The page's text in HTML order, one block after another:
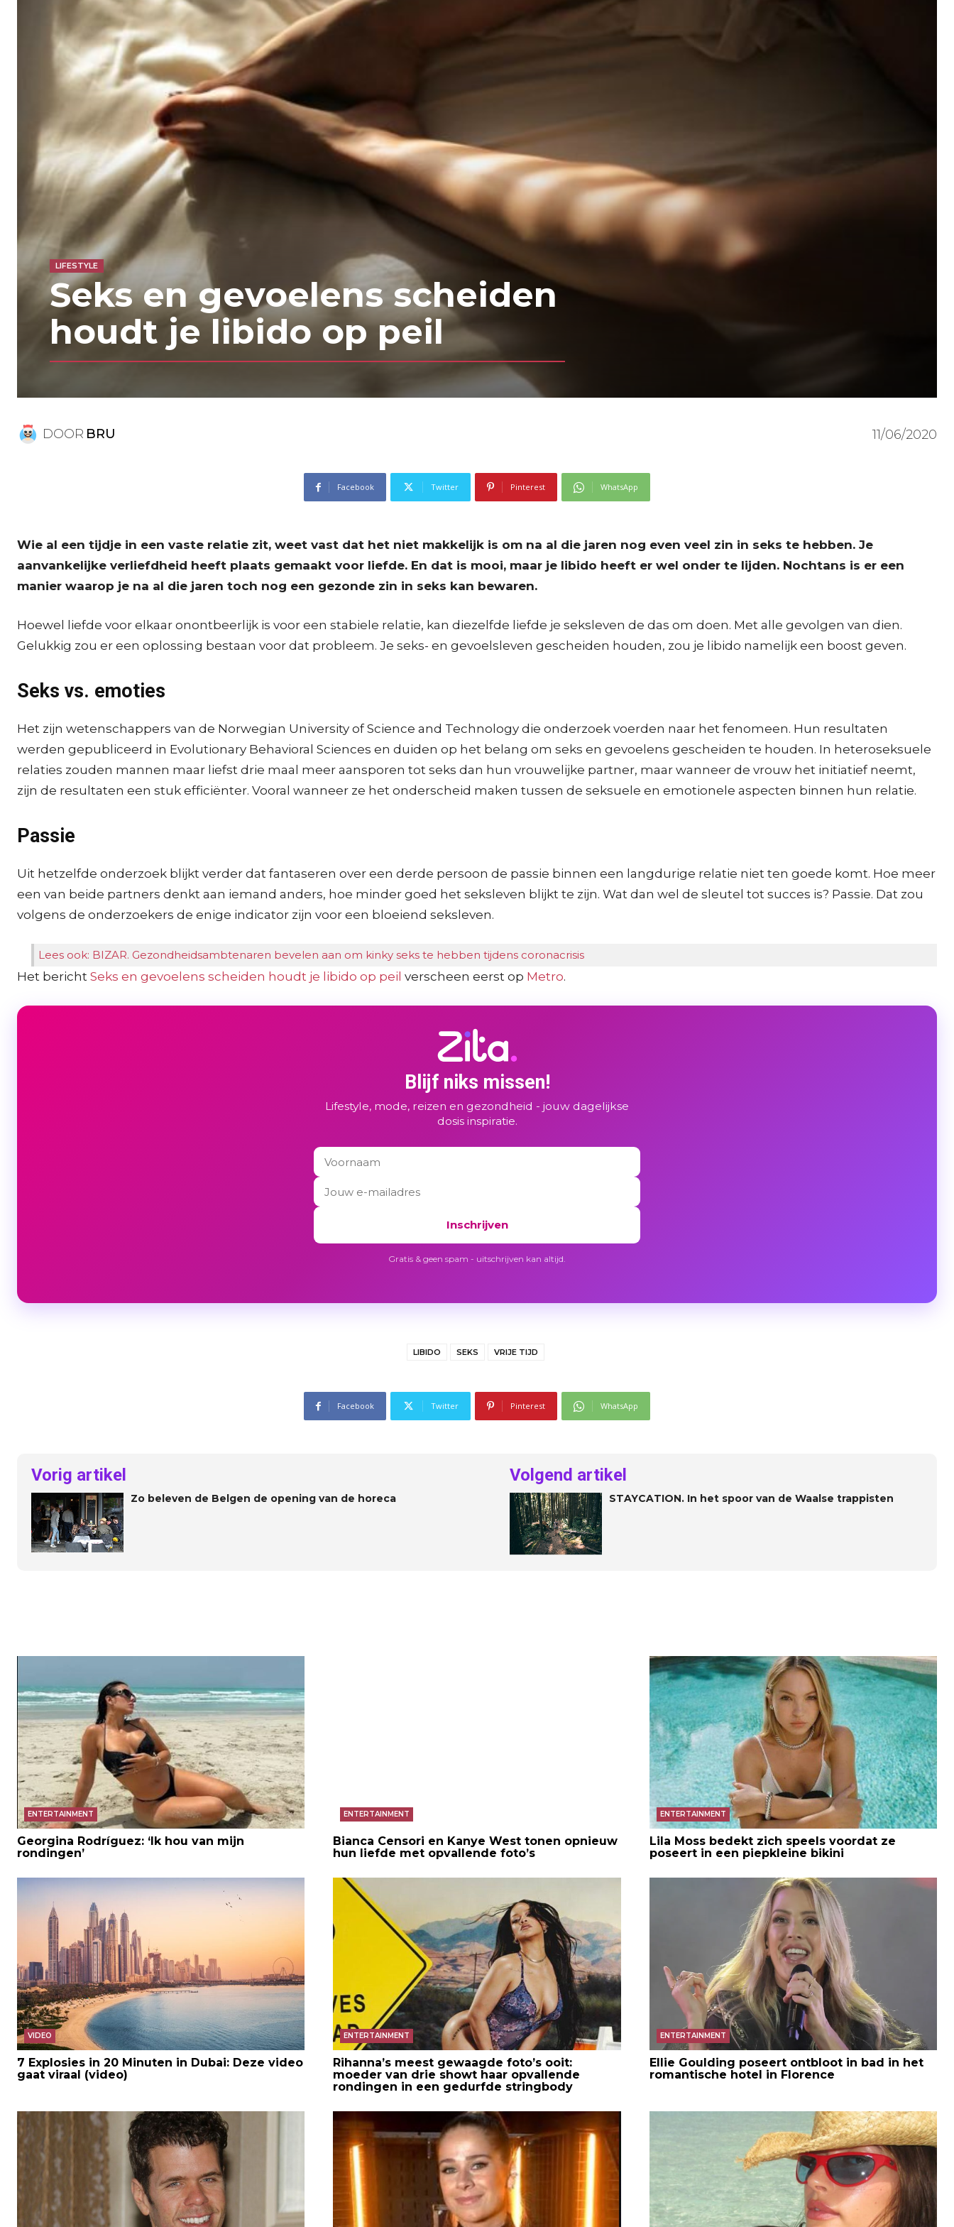
LIFESTYLE
Seks en gevoelens scheiden
houdt je libido op peil
DOOR BRU 11/06/2020
Facebook Twitter Pinterest WhatsApp
Wie al een tijdje in een vaste relatie zit, weet vast dat het niet makkelijk is om na al die jaren nog even veel zin in seks te hebben. Je
aanvankelijke verliefdheid heeft plaats gemaakt voor liefde. En dat is mooi, maar je libido heeft er wel onder te lijden. Nochtans is er een
manier waarop je na al die jaren toch nog een gezonde zin in seks kan bewaren.
Hoewel liefde voor elkaar onontbeerlijk is voor een stabiele relatie, kan diezelfde liefde je seksleven de das om doen. Met alle gevolgen van dien.
Gelukkig zou er een oplossing bestaan voor dat probleem. Je seks- en gevoelsleven gescheiden houden, zou je libido namelijk een boost geven.
Seks vs. emoties
Het zijn wetenschappers van de Norwegian University of Science and Technology die onderzoek voerden naar het fenomeen. Hun resultaten
werden gepubliceerd in Evolutionary Behavioral Sciences en duiden op het belang om seks en gevoelens gescheiden te houden. In heteroseksuele
relaties zouden mannen maar liefst drie maal meer aansporen tot seks dan hun vrouwelijke partner, maar wanneer de vrouw het initiatief neemt,
zijn de resultaten een stuk efficiënter. Vooral wanneer ze het onderscheid maken tussen de seksuele en emotionele aspecten binnen hun relatie.
Passie
Uit hetzelfde onderzoek blijkt verder dat fantaseren over een derde persoon de passie binnen een langdurige relatie niet ten goede komt. Hoe meer
een van beide partners denkt aan iemand anders, hoe minder goed het seksleven blijkt te zijn. Wat dan wel de sleutel tot succes is? Passie. Dat zou
volgens de onderzoekers de enige indicator zijn voor een bloeiend seksleven.
Lees ook: BIZAR. Gezondheidsambtenaren bevelen aan om kinky seks te hebben tijdens coronacrisis
Het bericht Seks en gevoelens scheiden houdt je libido op peil verscheen eerst op Metro.
Blijf niks missen!
Lifestyle, mode, reizen en gezondheid - jouw dagelijkse
dosis inspiratie.
Inschrijven
Gratis & geen spam - uitschrijven kan altijd.
LIBIDO SEKS VRIJE TIJD
Facebook Twitter Pinterest WhatsApp
Vorig artikel
Zo beleven de Belgen de opening van de horeca
Volgend artikel
STAYCATION. In het spoor van de Waalse trappisten
ENTERTAINMENT
Georgina Rodríguez: ‘Ik hou van mijn
rondingen’
ENTERTAINMENT
Bianca Censori en Kanye West tonen opnieuw
hun liefde met opvallende foto’s
ENTERTAINMENT
Lila Moss bedekt zich speels voordat ze
poseert in een piepkleine bikini
VIDEO
7 Explosies in 20 Minuten in Dubai: Deze video
gaat viraal (video)
ENTERTAINMENT
Rihanna’s meest gewaagde foto’s ooit:
moeder van drie showt haar opvallende
rondingen in een gedurfde stringbody
ENTERTAINMENT
Ellie Goulding poseert ontbloot in bad in het
romantische hotel in Florence